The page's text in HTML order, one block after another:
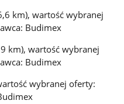
km), wartość wybranej
Budimex
km), wartość wybranej
Budimex
wybranej oferty: